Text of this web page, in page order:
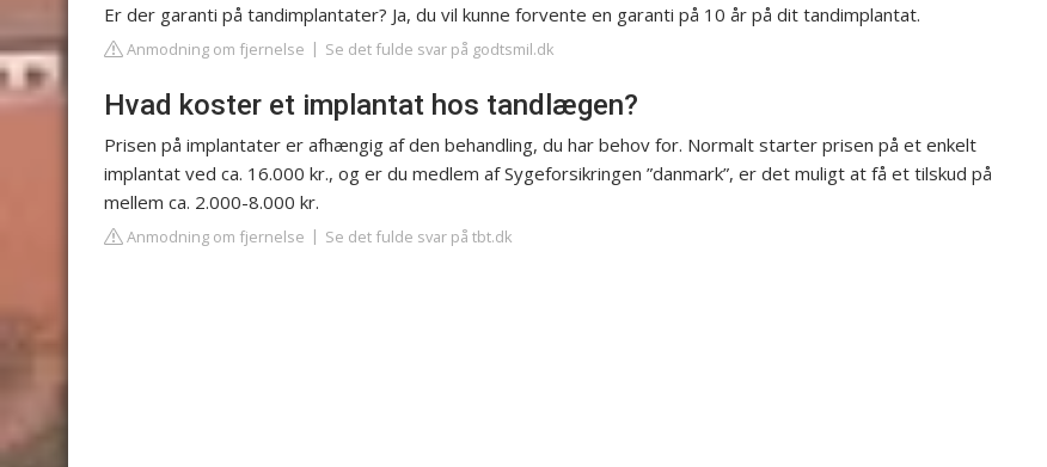
Er der garanti på tandimplantater? Ja, du vil kunne forvente en garanti på 10 år på dit tandimplantat.
Anmodning om fjernelse Se det fulde svar på godtsmil.dk
Hvad koster et implantat hos tandlægen?
Prisen på implantater er afhængig af den behandling, du har behov for. Normalt starter prisen på et enkelt
implantat ved ca. 16.000 kr., og er du medlem af Sygeforsikringen ”danmark”, er det muligt at få et tilskud på
mellem ca. 2.000-8.000 kr.
Anmodning om fjernelse Se det fulde svar på tbt.dk